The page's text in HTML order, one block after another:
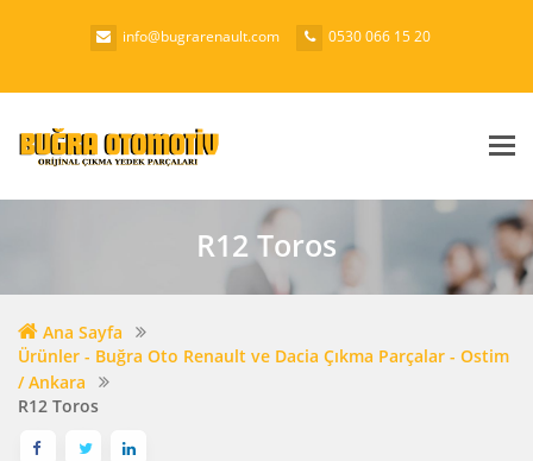
info@bugrarenault.com 0530 066 15 20
R12 Toros
Ana Sayfa
Ürünler - Buğra Oto Renault ve Dacia Çıkma Parçalar - Ostim
/ Ankara
R12 Toros